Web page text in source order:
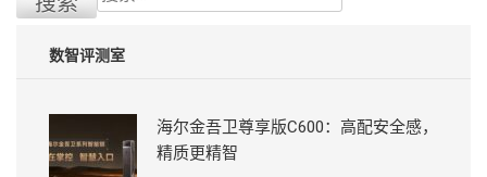
索：
数智评测室
海尔金吾卫尊享版C600：高配安全感，
精质更精智